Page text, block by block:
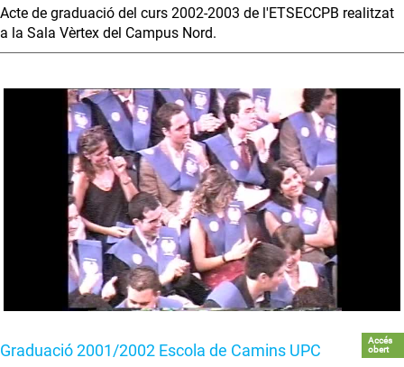
Acte de graduació del curs 2002-2003 de l'ETSECCPB realitzat
a la Sala Vèrtex del Campus Nord.
Graduació 2001/2002 Escola de Camins UPC
Accés
obert